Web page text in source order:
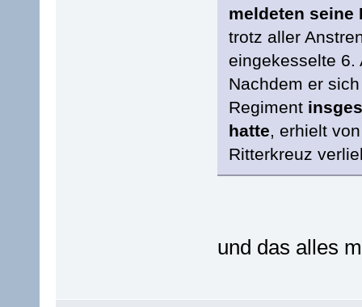
meldeten seine
trotz aller
eingekesselte 6.
Nachdem er
Regiment
hatte , erhielt
Ritterkreuz
und das alles